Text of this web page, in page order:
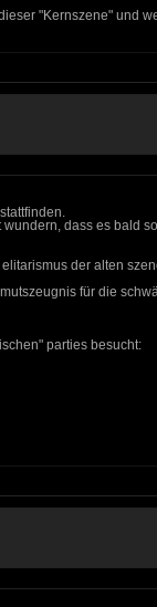
"Kernszene" und
dass es bald
der alten
für die
parties besucht: